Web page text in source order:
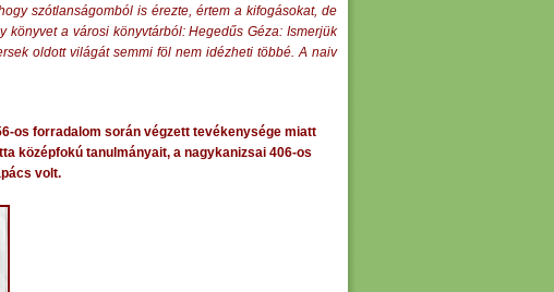
szótlanságomból is érezte, értem a kifogásokat, de
könyvet a városi könyvtárból: Hegedűs Géza: Ismerjük
oldott világát semmi föl nem idézheti többé. A naiv
os forradalom során végzett tevékenysége miatt
középfokú tanulmányait, a nagykanizsai 406-os
volt.